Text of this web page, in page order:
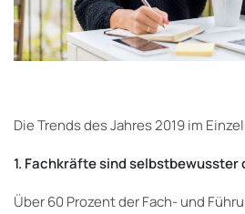
Die Trends des Jahres 2019 im
1. Fachkräfte sind selbstbewusster
Über 60 Prozent der Fach- und